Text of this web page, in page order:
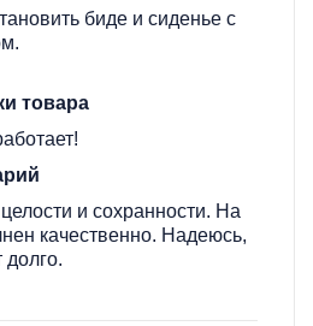
биде и сиденье с
товара
и сохранности. На
качественно. Надеюсь,
долго.